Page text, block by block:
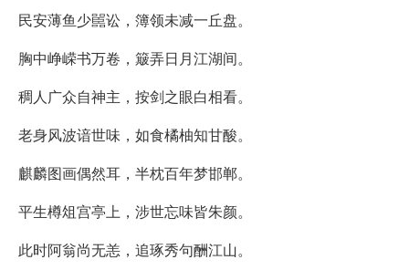
民安薄鱼少嚚讼，簿领未减一丘盘。
胸中峥嵘书万卷，簸弄日月江湖间。
稠人广众自神主，按剑之眼白相看。
老身风波谙世味，如食橘柚知甘酸。
麒麟图画偶然耳，半枕百年梦邯郸。
平生樽俎宫亭上，涉世忘味皆朱颜。
此时阿翁尚无恙，追琢秀句酬江山。